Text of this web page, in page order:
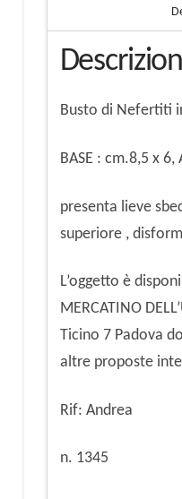
Busto di Nefertiti
BASE : cm.8,5 x 6,
presenta lieve
superiore ,
L’oggetto è
MERCATINO
Ticino 7 Padova
altre proposte
Rif: Andrea
n. 1345